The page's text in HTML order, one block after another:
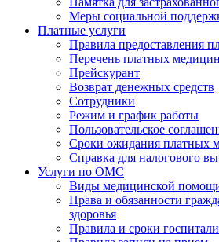
Меры социальной
Платные услуги
Правила предоставления
Перечень платных
Прейскурант
Возврат денежных средств
Сотрудники
Режим и график работы
Пользовательское
Сроки ожидания платных
Справка для налогового
Услуги по ОМС
Виды медицинской
Права и обязанности
здоровья
Правила и сроки